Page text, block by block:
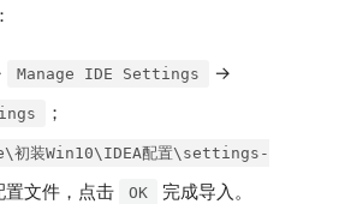
(opens new window)
：
Manage IDE Settings ->
；
初装Win10\IDEA配置\settings-
置文件，点击 OK
完成导入。